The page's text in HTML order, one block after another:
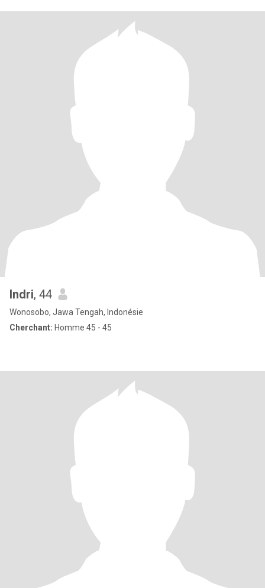
Indri, 44
Wonosobo, Jawa Tengah, Indonésie
Cherchant: Homme 45 - 45